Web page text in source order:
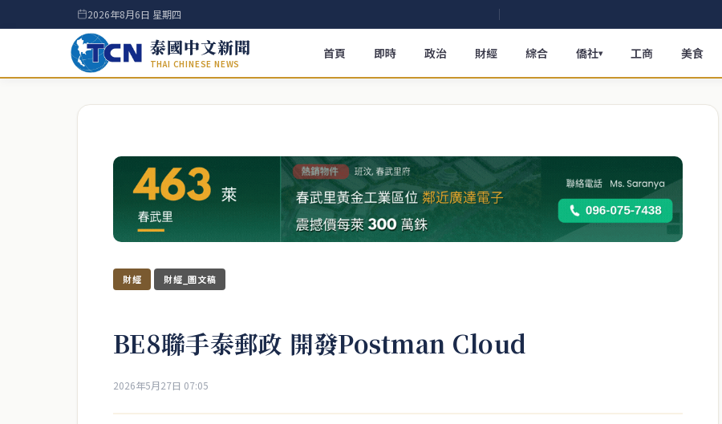
2026年8月6日 星期四
泰國中文新聞
THAI CHINESE NEWS
首頁 即時 政治 財經 綜合 僑社▾ 工商 美食
財經 財經_圖文稿
BE8聯手泰郵政 開發Postman Cloud
2026年5月27日 07:05